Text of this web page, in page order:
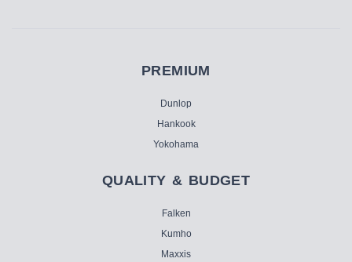
PREMIUM
Dunlop
Hankook
Yokohama
QUALITY & BUDGET
Falken
Kumho
Maxxis